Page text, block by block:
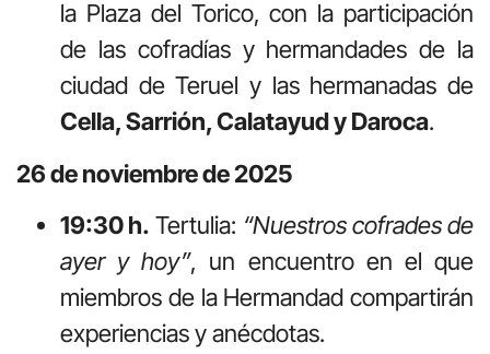
la Plaza del Torico, con la participación
de las cofradías y hermandades de la
ciudad de Teruel y las hermanadas de
Cella, Sarrión, Calatayud y Daroca.
26 de noviembre de 2025
19:30 h. Tertulia: “Nuestros cofrades de
ayer y hoy”, un encuentro en el que
miembros de la Hermandad compartirán
experiencias y anécdotas.